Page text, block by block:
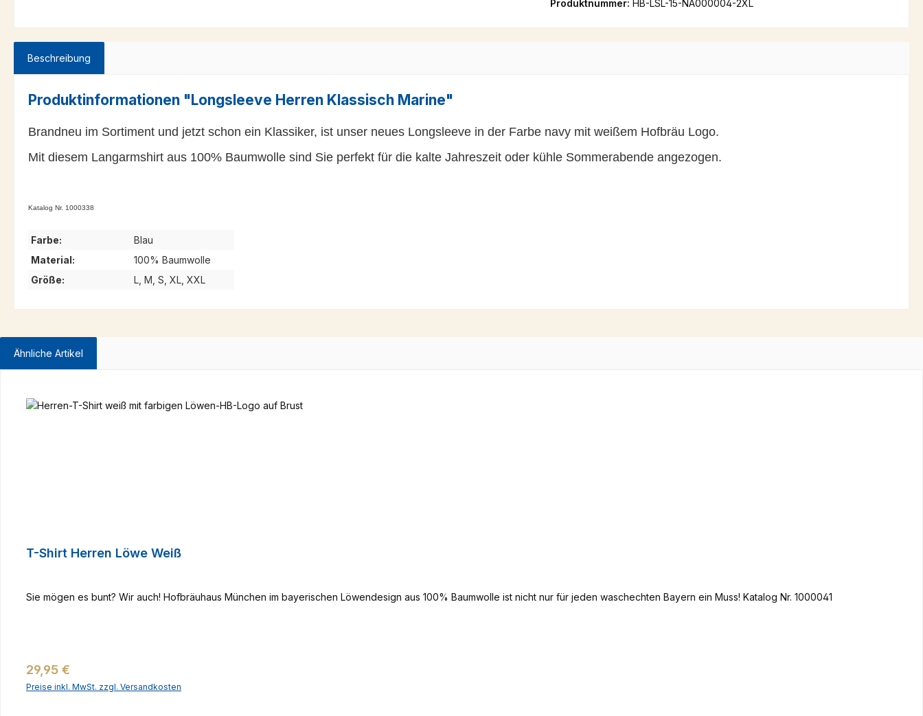
Produktnummer: HB-LSL-15-NA000004-2XL
Beschreibung
Produktinformationen "Longsleeve Herren Klassisch Marine"
Brandneu im Sortiment und jetzt schon ein Klassiker, ist unser neues Longsleeve in der Farbe navy mit weißem Hofbräu Logo.
Mit diesem Langarmshirt aus 100% Baumwolle sind Sie perfekt für die kalte Jahreszeit oder kühle Sommerabende angezogen.
Katalog Nr. 1000338
Farbe:
Blau
Material:
100% Baumwolle
Größe:
L, M, S, XL, XXL
Ähnliche Artikel
T-Shirt Herren Löwe Weiß
Sie mögen es bunt? Wir auch! Hofbräuhaus München im bayerischen Löwendesign aus 100% Baumwolle ist nicht nur für jeden waschechten Bayern ein Muss! Katalog Nr. 1000041
Regulärer Preis:
29,95 €
Preise inkl. MwSt. zzgl. Versandkosten